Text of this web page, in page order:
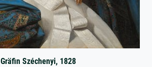
Gräfin Széchenyi, 1828